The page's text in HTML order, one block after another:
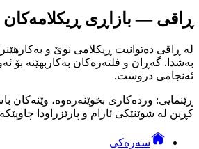
ڕاقی — بازاڕی ڕیکلامەکان
لە ڕاقی دەتوانیت ڕیکلامی نوێ و
بەشدا. گەڕان و فلتەرەکان بەکاربهێنە بۆ
ئەنجامی دروست.
ڕێنمایی: وردەکاری بخوێنەرەوە، وێنەکان
کڕین لە شوێنێکی ئارام و پارێزراودا
سەرەکی